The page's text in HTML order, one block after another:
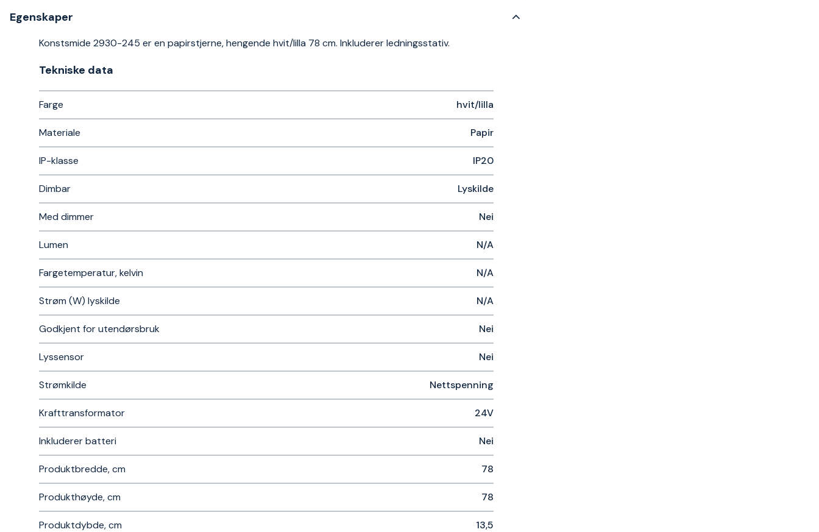
Egenskaper
Konstsmide 2930-245 er en papirstjerne, hengende hvit/lilla 78 cm. Inkluderer ledningsstativ.
Tekniske data​
Farge hvit/lilla
Materiale Papir
IP-klasse IP20
Dimbar Lyskilde
Med dimmer Nei
Lumen N/A
Fargetemperatur, kelvin N/A
Strøm (W) lyskilde N/A
Godkjent for utendørsbruk Nei
Lyssensor Nei
Strømkilde Nettspenning
Krafttransformator 24V
Inkluderer batteri Nei
Produktbredde, cm 78
Produkthøyde, cm 78
Produktdybde, cm 13,5